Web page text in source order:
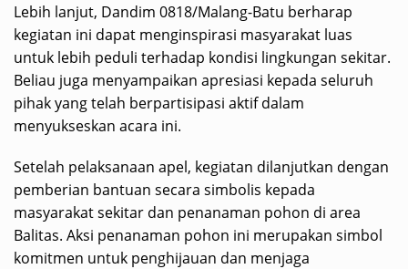
Lebih lanjut, Dandim 0818/Malang-Batu berharap
kegiatan ini dapat menginspirasi masyarakat luas
untuk lebih peduli terhadap kondisi lingkungan sekitar.
Beliau juga menyampaikan apresiasi kepada seluruh
pihak yang telah berpartisipasi aktif dalam
menyukseskan acara ini.
Setelah pelaksanaan apel, kegiatan dilanjutkan dengan
pemberian bantuan secara simbolis kepada
masyarakat sekitar dan penanaman pohon di area
Balitas. Aksi penanaman pohon ini merupakan simbol
komitmen untuk penghijauan dan menjaga